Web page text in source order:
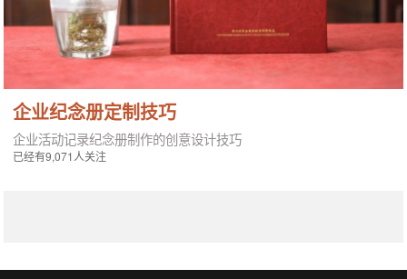
企业纪念册定制技巧
企业活动记录纪念册制作的创意设计技巧
已经有9,071人关注